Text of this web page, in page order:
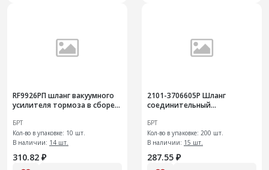
RF9926РП шланг вакуумного
усилителя тормоза в сборе
БРТ
Кол-во в упаковке: 10 шт.
В наличии: 14 шт.
310.82 ₽
2101-3706605Р Шланг
соединительный
карбюратора
БРТ
Кол-во в упаковке: 200 шт.
В наличии: 15 шт.
287.55 ₽